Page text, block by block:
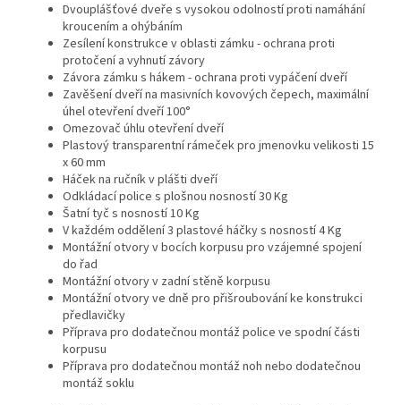
​​​Dvouplášťové dveře s vysokou odolností proti namáhání
kroucením a ohýbáním
Zesílení konstrukce v oblasti zámku - ochrana proti
protočení a vyhnutí závory
Závora zámku s hákem - ochrana proti vypáčení dveří
Zavěšení dveří na masivních kovových čepech, maximální
úhel otevření dveří 100°
Omezovač úhlu otevření dveří
Plastový transparentní rámeček pro jmenovku velikosti 15
x 60 mm
Háček na ručník v plášti dveří
Odkládací police s plošnou nosností 30 Kg
Šatní tyč s nosností 10 Kg
V každém oddělení 3 plastové háčky s nosností 4 Kg
Montážní otvory v bocích korpusu pro vzájemné spojení
do řad
Montážní otvory v zadní stěně korpusu
Montážní otvory ve dně pro přišroubování ke konstrukci
předlavičky
Příprava pro dodatečnou montáž police ve spodní části
korpusu
Příprava pro dodatečnou montáž noh nebo dodatečnou
montáž soklu